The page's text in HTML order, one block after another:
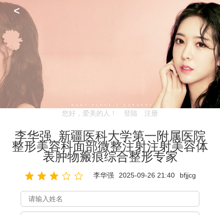
<
您好，爱美的人！ 登陆 注册
李华强_新疆医科大学第一附属医院
整形美容科面部微整注射注射美容体
表肿物瘢痕综合整形专家
李华强 2025-09-26 21:40 bfjjcg